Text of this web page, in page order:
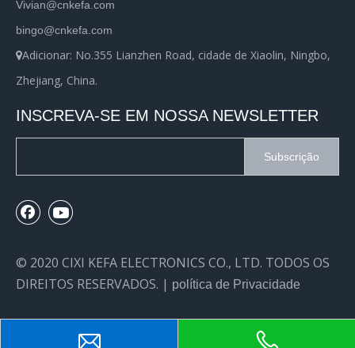
Vivian@cnkefa.com
bingo@cnkefa.com
Adicionar: No.355 Lianzhen Road, cidade de Xiaolin, Ningbo,
Zhejiang, China.
INSCREVA-SE EM NOSSA NEWSLETTER
Subscrição
© 2020 CIXI KEFA ELECTRONICS CO., LTD. TODOS OS
DIREITOS RESERVADOS. | política de Privacidade